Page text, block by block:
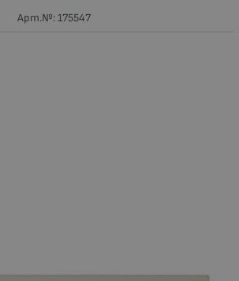
Арт.№:175547